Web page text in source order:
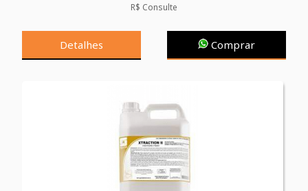
R$ Consulte
Detalhes Comprar